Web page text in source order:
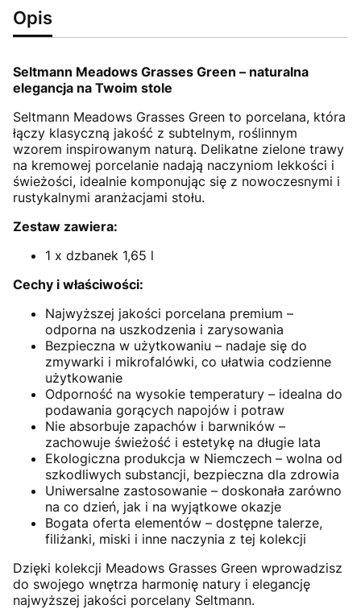
Opis
Seltmann Meadows Grasses Green – naturalna
elegancja na Twoim stole
Seltmann Meadows Grasses Green to porcelana, która
łączy klasyczną jakość z subtelnym, roślinnym
wzorem inspirowanym naturą. Delikatne zielone trawy
na kremowej porcelanie nadają naczyniom lekkości i
świeżości, idealnie komponując się z nowoczesnymi i
rustykalnymi aranżacjami stołu.
Zestaw zawiera:
1 x dzbanek 1,65 l
Cechy i właściwości:
Najwyższej jakości porcelana premium –
odporna na uszkodzenia i zarysowania
Bezpieczna w użytkowaniu – nadaje się do
zmywarki i mikrofalówki, co ułatwia codzienne
użytkowanie
Odporność na wysokie temperatury – idealna do
podawania gorących napojów i potraw
Nie absorbuje zapachów i barwników –
zachowuje świeżość i estetykę na długie lata
Ekologiczna produkcja w Niemczech – wolna od
szkodliwych substancji, bezpieczna dla zdrowia
Uniwersalne zastosowanie – doskonała zarówno
na co dzień, jak i na wyjątkowe okazje
Bogata oferta elementów – dostępne talerze,
filiżanki, miski i inne naczynia z tej kolekcji
Dzięki kolekcji Meadows Grasses Green wprowadzisz
do swojego wnętrza harmonię natury i elegancję
najwyższej jakości porcelany Seltmann.